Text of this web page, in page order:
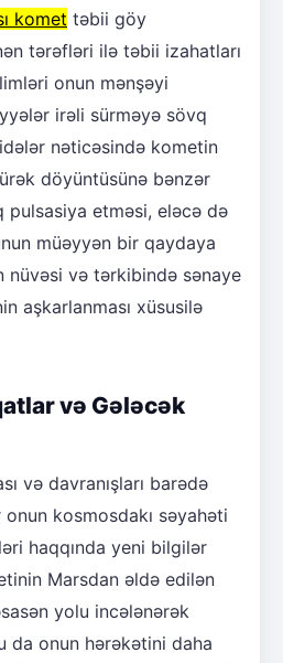
komet təbii göy
tərəfləri ilə təbii izahatları
onun mənşəyi
irəli sürməyə sövq
nəticəsində kometin
ürək döyüntüsünə bənzər
pulsasiya etməsi, eləcə də
müəyyən bir qaydaya
nüvəsi və tərkibində sənaye
aşkarlanması xüsusilə
və Gələcək
və davranışları barədə
kosmosdakı səyahəti
haqqında yeni bilgilər
Marsdan əldə edilən
yolu incələnərək
da onun hərəkətini daha